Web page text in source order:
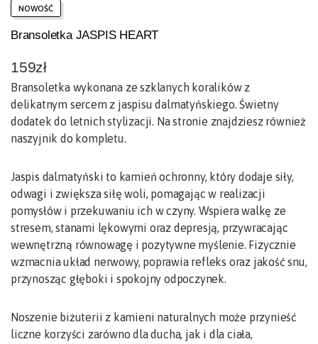
NOWOŚĆ
Bransoletka JASPIS HEART
159zł
Bransoletka wykonana ze szklanych koralików z
delikatnym sercem z jaspisu dalmatyńskiego. Świetny
dodatek do letnich stylizacji. Na stronie znajdziesz również
naszyjnik do kompletu.
Jaspis dalmatyński to kamień ochronny, który dodaje siły,
odwagi i zwiększa siłę woli, pomagając w realizacji
pomysłów i przekuwaniu ich w czyny. Wspiera walkę ze
stresem, stanami lękowymi oraz depresją, przywracając
wewnętrzną równowagę i pozytywne myślenie. Fizycznie
wzmacnia układ nerwowy, poprawia refleks oraz jakość snu,
przynosząc głęboki i spokojny odpoczynek.
Noszenie biżuterii z kamieni naturalnych może przynieść
liczne korzyści zarówno dla ducha, jak i dla ciała,